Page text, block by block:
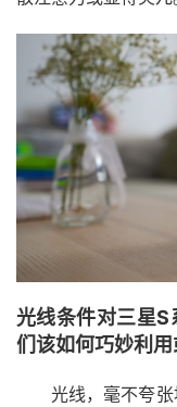
光线条件对三星
们该如何巧妙利用
光线，毫不夸